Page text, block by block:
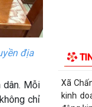
địa
dân. Mỗi
chỉ
hành
Thông
2026